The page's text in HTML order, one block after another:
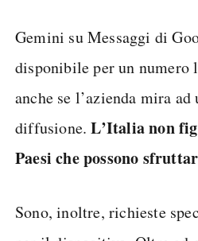
Gemini su Messaggi di
disponibile per un
anche se l’azienda mira ad
diffusione.L’Italia non
Paesi che possono
Sono, inoltre, richieste